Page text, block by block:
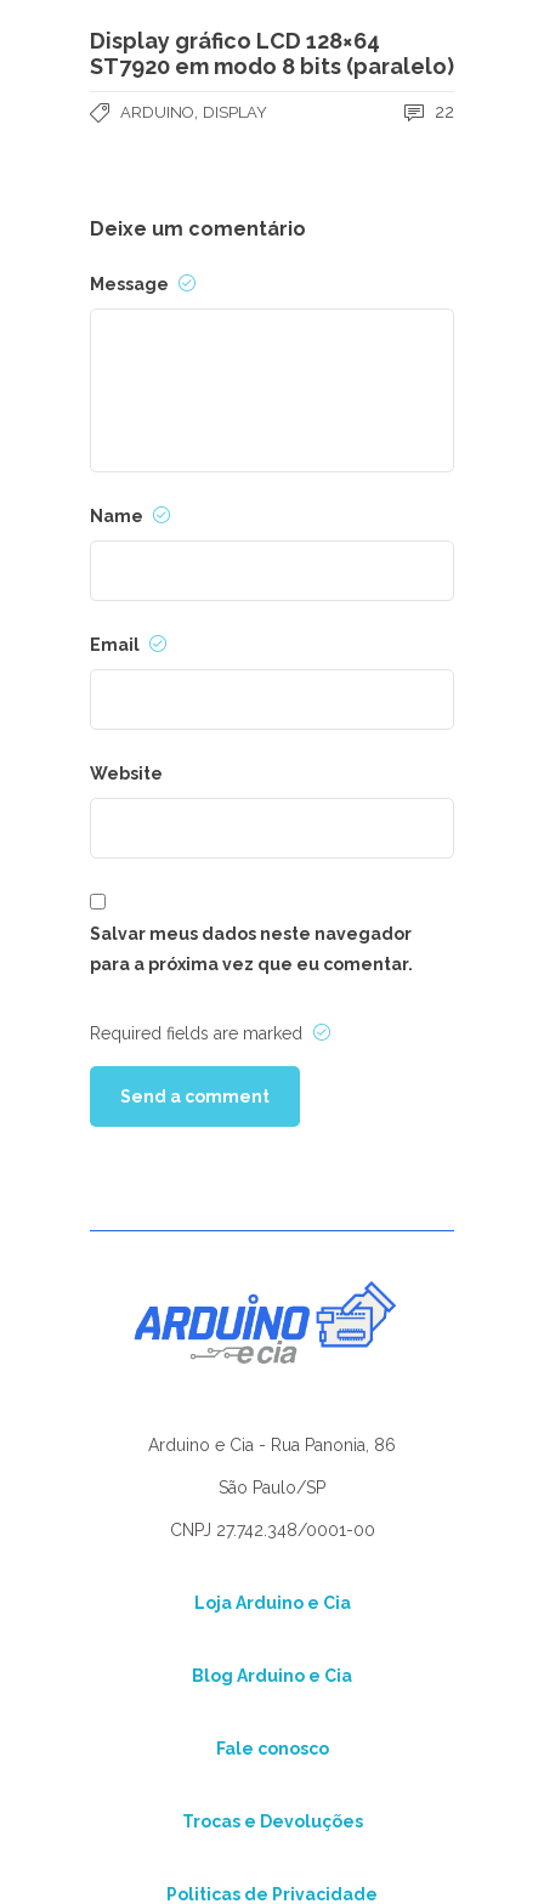
Display gráfico LCD 128×64
ST7920 em modo 8 bits (paralelo)
ARDUINO DISPLAY 22
Deixe um comentário
Message
Name
Email
Website
Salvar meus dados neste navegador
para a próxima vez que eu comentar.
Required fields are marked
Arduino e Cia - Rua Panonia, 86
São Paulo/SP
CNPJ 27.742.348/0001-00
Loja Arduino e Cia
Blog Arduino e Cia
Fale conosco
Trocas e Devoluções
Politicas de Privacidade